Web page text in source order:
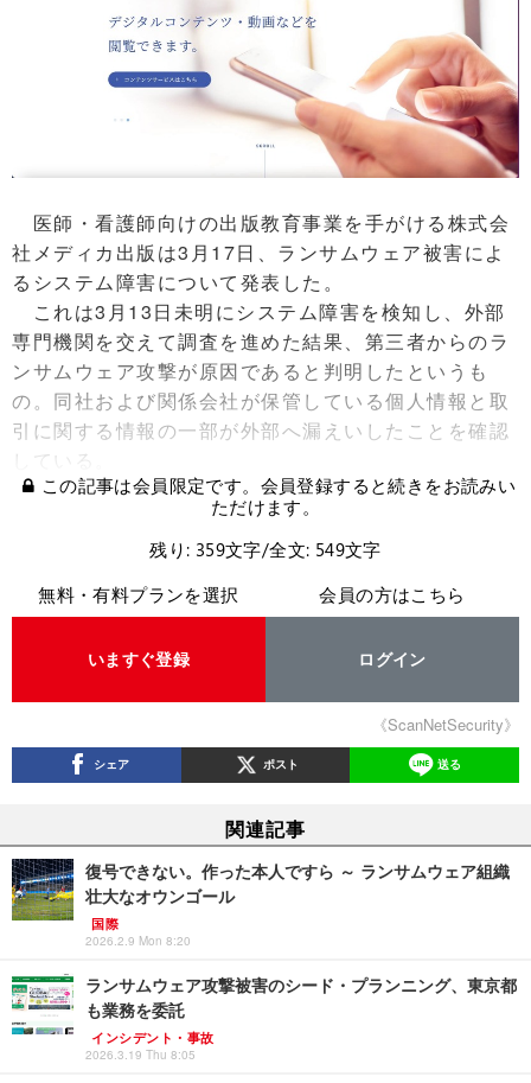
医師・看護師向けの出版教育事業を手がける株式会
社メディカ出版は3月17日、ランサムウェア被害によ
るシステム障害について発表した。
これは3月13日未明にシステム障害を検知し、外部
専門機関を交えて調査を進めた結果、第三者からのラ
ンサムウェア攻撃が原因であると判明したというも
の。同社および関係会社が保管している個人情報と取
引に関する情報の一部が外部へ漏えいしたことを確認
している。
この記事は会員限定です。会員登録すると続きをお読みい
ただけます。
残り: 359文字/全文: 549文字
無料・有料プランを選択
いますぐ登録
会員の方はこちら
ログイン
《ScanNetSecurity》
シェア ポスト 送る
関連記事
復号できない。作った本人ですら ～ ランサムウェア組織
壮大なオウンゴール
国際
2026.2.9 Mon 8:20
ランサムウェア攻撃被害のシード・プランニング、東京都
も業務を委託
インシデント・事故
2026.3.19 Thu 8:05